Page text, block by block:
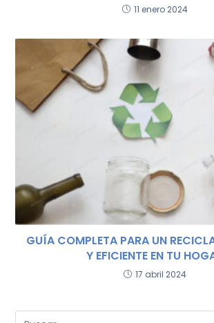
11 enero 2024
GUÍA COMPLETA PARA UN
Y EFICIENTE EN TU
17 abril 2024